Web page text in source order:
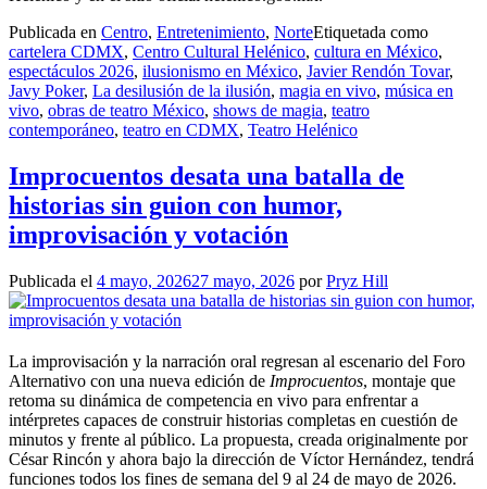
Publicada en Centro, Entretenimiento, NorteEtiquetada como
cartelera CDMX, Centro Cultural Helénico, cultura en México,
espectáculos 2026, ilusionismo en México, Javier Rendón Tovar,
Javy Poker, La desilusión de la ilusión, magia en vivo, música en
vivo, obras de teatro México, shows de magia, teatro
contemporáneo, teatro en CDMX, Teatro Helénico
Improcuentos desata una batalla de
historias sin guion con humor,
improvisación y votación
Publicada el 4 mayo, 202627 mayo, 2026 porPryz Hill
La improvisación y la narración oral regresan al escenario del Foro
Alternativo con una nueva edición de Improcuentos, montaje que
retoma su dinámica de competencia en vivo para enfrentar a
intérpretes capaces de construir historias completas en cuestión de
minutos y frente al público. La propuesta, creada originalmente por
César Rincón y ahora bajo la dirección de Víctor Hernández, tendrá
funciones todos los fines de semana del 9 al 24 de mayo de 2026.